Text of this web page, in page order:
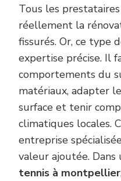
Tous les
réellement la
fissurés. Or, ce type
expertise précise. Il
comportements du
matériaux, adapter
surface et tenir
climatiques locales.
entreprise
valeur ajoutée. Dans
tennis à montpellier